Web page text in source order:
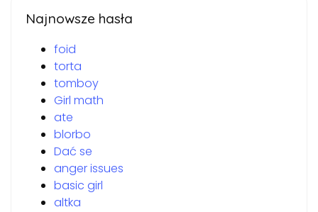
Najnowsze hasła
foid
torta
tomboy
Girl math
ate
blorbo
Dać se
anger issues
basic girl
altka